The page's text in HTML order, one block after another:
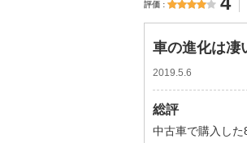
評価
車の進化は凄
2019.5.6
総評
中古車で購入し